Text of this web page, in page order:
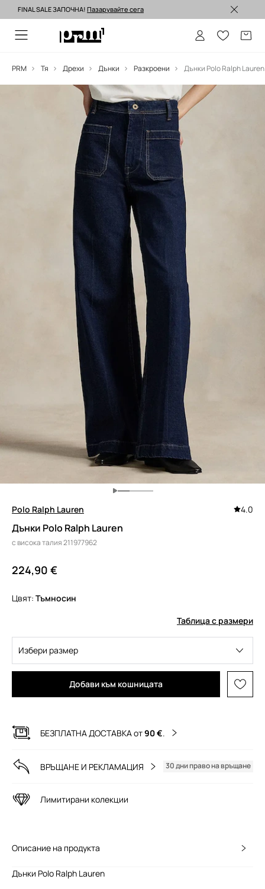
Изпращане до 24 часа >
FINAL SALE ЗАПОЧНА! Пазарувайте сега
PRM Тя Дрехи Дънки Разкроени Дънки Polo Ralph Lauren
Polo Ralph Lauren 4.0
Дънки Polo Ralph Lauren
с висока талия 211977962
224,90 €
Цвят:
тъмносин
Таблица с размери
Избери размер
Добави към кошницата
БЕЗПЛАТНА ДОСТАВКА от90 €.
ВРЪЩАНЕ И РЕКЛАМАЦИЯ 30 дни право на връщане
Лимитирани колекции
Описание на продукта
Дънки Polo Ralph Lauren